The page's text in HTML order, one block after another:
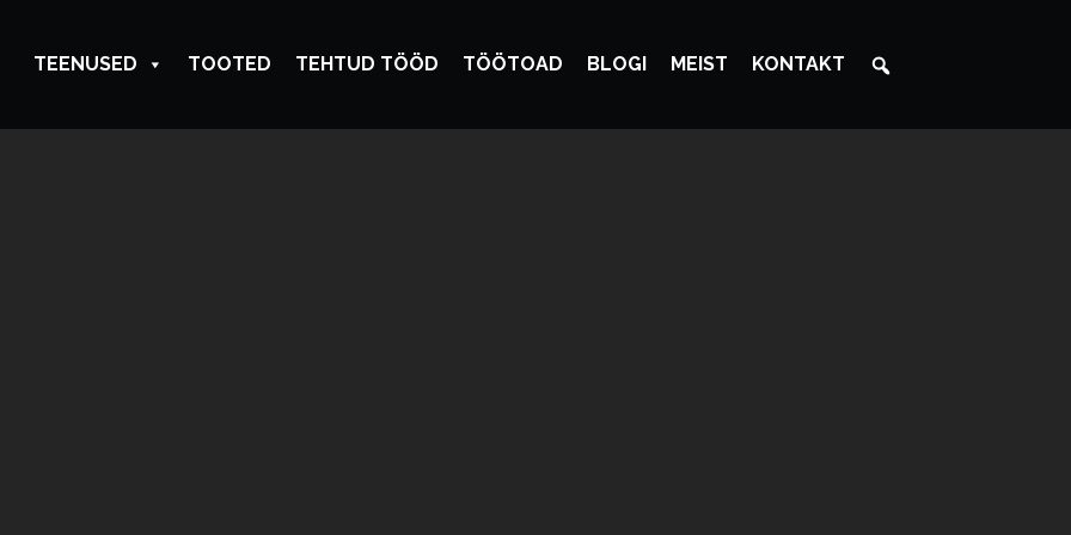
TEENUSED TOOTED TEHTUD TÖÖD TÖÖTOAD BLOGI MEIST KONTAKT